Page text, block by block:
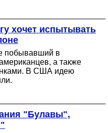
хочет испытывать
побывавший в
а также
В США идею
"Булавы",